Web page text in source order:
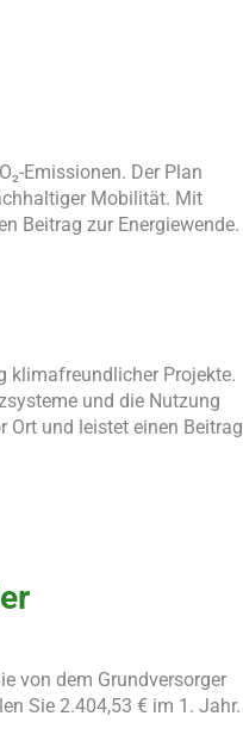
Emissionen. Der Plan
Mobilität. Mit
Beitrag zur Energiewende.
klimafreundlicher Projekte.
und die Nutzung
Ort und leistet einen Beitrag
von dem Grundversorger
Sie 2.404,53 € im 1. Jahr.